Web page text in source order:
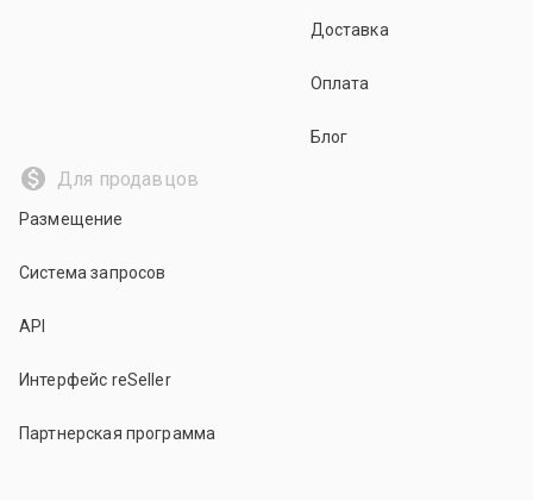
Доставка
Оплата
Блог
Для продавцов
Размещение
Система запросов
API
Интерфейс reSeller
Партнерская программа